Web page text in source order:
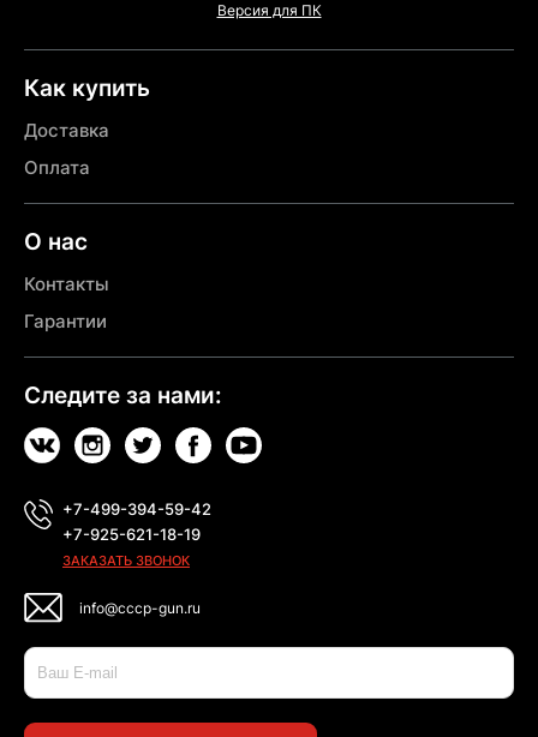
Версия для ПК
Как купить
Доставка
Оплата
О нас
Контакты
Гарантии
Следите за нами:
+7-499-394-59-42
+7-925-621-18-19
ЗАКАЗАТЬ ЗВОНОК
info@cccp-gun.ru